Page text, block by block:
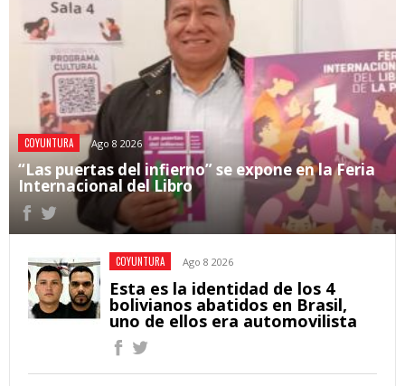
COYUNTURA Ago 8 2026
“Las puertas del infierno” se expone en la Feria
Internacional del Libro
COYUNTURA Ago 8 2026
Esta es la identidad de los 4
bolivianos abatidos en Brasil,
uno de ellos era automovilista